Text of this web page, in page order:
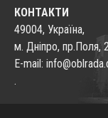
КОНТАКТИ
49004, Україна,
м. Дніпро, пр.Поля, 2
E-mail:
.